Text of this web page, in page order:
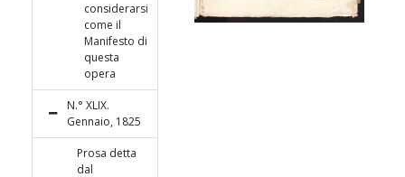
considerarsi
come il
Manifesto di
questa
opera
N.° XLIX.
Gennaio, 1825
Prosa detta
dal